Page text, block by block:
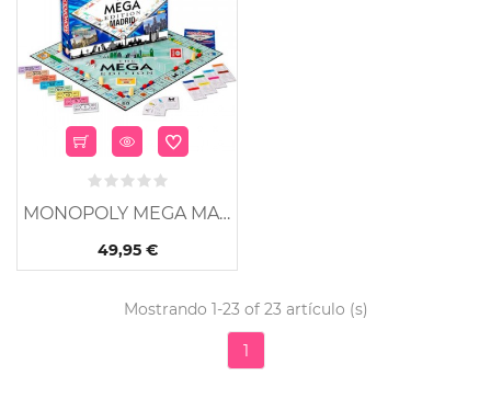
MONOPOLY MEGA MADRID
49,95 €
Mostrando 1-23 of 23 artículo (s)
1